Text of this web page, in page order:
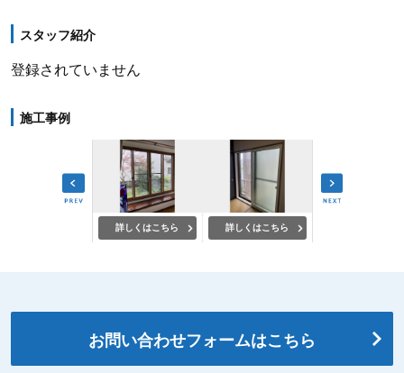
スタッフ紹介
登録されていません
施工事例
詳しくはこちら 詳しくはこちら
お問い合わせフォームはこちら